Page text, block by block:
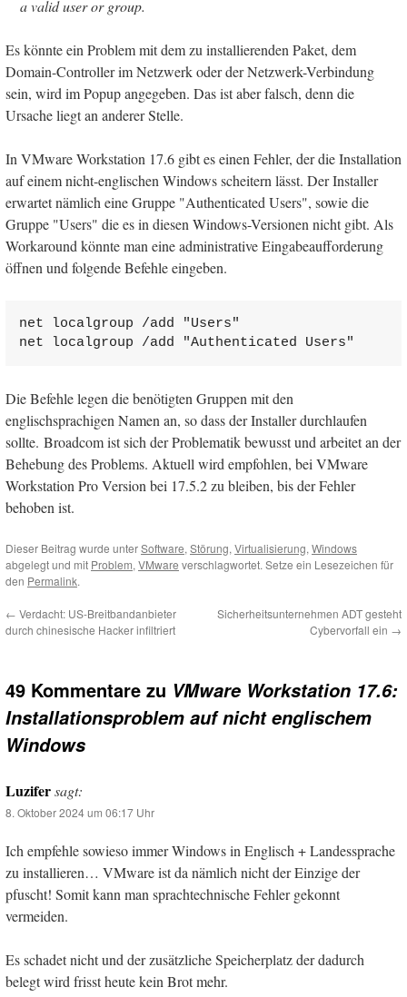
a valid user or group.
Es könnte ein Problem mit dem zu installierenden Paket, dem
Domain-Controller im Netzwerk oder der Netzwerk-Verbindung
sein, wird im Popup angegeben. Das ist aber falsch, denn die
Ursache liegt an anderer Stelle.
In VMware Workstation 17.6 gibt es einen Fehler, der die Installation
auf einem nicht-englischen Windows scheitern lässt. Der Installer
erwartet nämlich eine Gruppe "Authenticated Users", sowie die
Gruppe "Users" die es in diesen Windows-Versionen nicht gibt. Als
Workaround könnte man eine administrative Eingabeaufforderung
öffnen und folgende Befehle eingeben.
net localgroup /add "Users"
net localgroup /add "Authenticated Users"
Die Befehle legen die benötigten Gruppen mit den
englischsprachigen Namen an, so dass der Installer durchlaufen
sollte. Broadcom ist sich der Problematik bewusst und arbeitet an der
Behebung des Problems. Aktuell wird empfohlen, bei VMware
Workstation Pro Version bei 17.5.2 zu bleiben, bis der Fehler
behoben ist.
Dieser Beitrag wurde unterSoftware, Störung, Virtualisierung, Windows
abgelegt und mit Problem, VMware verschlagwortet. Setze ein Lesezeichen für
den Permalink.
← Verdacht: US-Breitbandanbieter
durch chinesische Hacker infiltriert
Sicherheitsunternehmen ADT gesteht
Cybervorfall ein →
49 Kommentare zu VMware Workstation 17.6:
Installationsproblem auf nicht englischem
Windows
Luzifersagt:
8. Oktober 2024 um 06:17 Uhr
Ich empfehle sowieso immer Windows in Englisch + Landessprache
zu installieren… VMware ist da nämlich nicht der Einzige der
pfuscht! Somit kann man sprachtechnische Fehler gekonnt
vermeiden.
Es schadet nicht und der zusätzliche Speicherplatz der dadurch
belegt wird frisst heute kein Brot mehr.